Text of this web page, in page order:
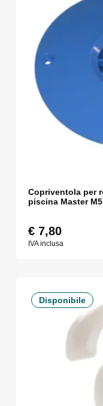
Copriventola per
piscina Master
€7,80
IVA inclusa
Disponibile